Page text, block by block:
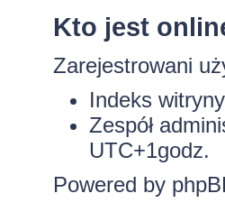
Kto jest
Zarejestrowani
Indeks witryny
Zespół
UTC+1godz.
Powered by